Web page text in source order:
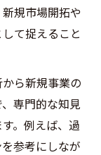
規市場開拓や
て捉えること
ら新規事業の
専門的な知見
。例えば、過
参考にしなが